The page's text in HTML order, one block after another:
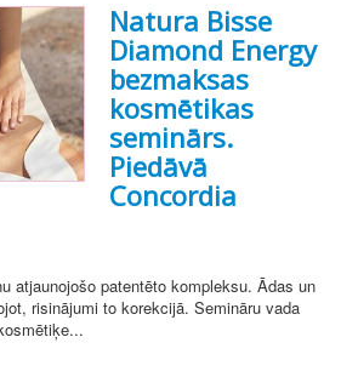
Natura Bisse
Diamond Energy
bezmaksas
kosmētikas
seminārs.
Piedāvā
Concordia
atjaunojošo patentēto kompleksu. Ādas un
risinājumi to korekcijā. Semināru vada